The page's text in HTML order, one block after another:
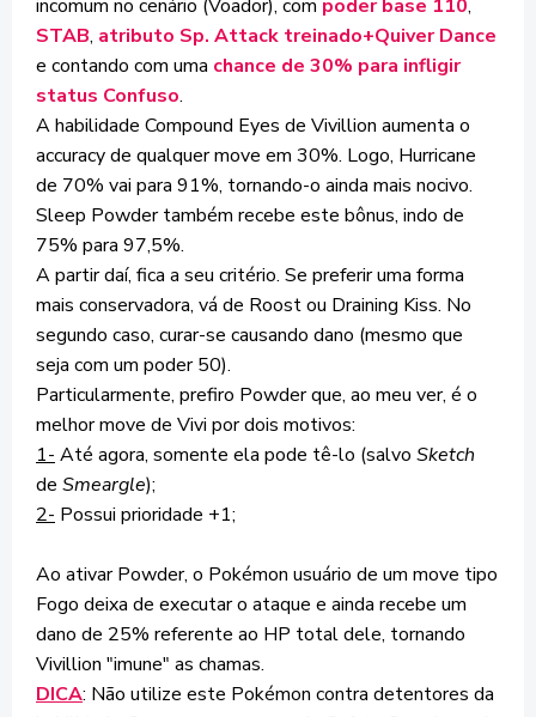
incomum no cenário (Voador), com poder base 110,
STAB, atributo Sp. Attack treinado+Quiver Dance
e contando com uma chance de 30% para infligir
status Confuso.
A habilidade Compound Eyes de Vivillion aumenta o
accuracy de qualquer move em 30%. Logo, Hurricane
de 70% vai para 91%, tornando-o ainda mais nocivo.
Sleep Powder também recebe este bônus, indo de
75% para 97,5%.
A partir daí, fica a seu critério. Se preferir uma forma
mais conservadora, vá de Roost ou Draining Kiss. No
segundo caso, curar-se causando dano (mesmo que
seja com um poder 50).
Particularmente, prefiro Powder que, ao meu ver, é o
melhor move de Vivi por dois motivos:
1- Até agora, somente ela pode tê-lo (salvo Sketch
de Smeargle);
2- Possui prioridade +1;
Ao ativar Powder, o Pokémon usuário de um move tipo
Fogo deixa de executar o ataque e ainda recebe um
dano de 25% referente ao HP total dele, tornando
Vivillion "imune" as chamas.
DICA: Não utilize este Pokémon contra detentores da